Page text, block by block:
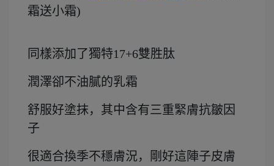
霜送小霜)
同樣添加了獨特17+6雙胜肽
潤澤卻不油膩的乳霜
舒服好塗抹，其中含有三重緊膚抗皺因
子
很適合換季不穩膚況，剛好這陣子皮膚